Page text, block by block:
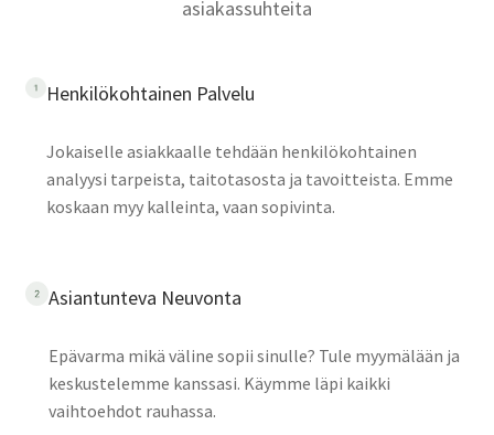
asiakassuhteita
Henkilökohtainen Palvelu
Jokaiselle asiakkaalle tehdään henkilökohtainen
analyysi tarpeista, taitotasosta ja tavoitteista. Emme
koskaan myy kalleinta, vaan sopivinta.
Asiantunteva Neuvonta
Epävarma mikä väline sopii sinulle? Tule myymälään ja
keskustelemme kanssasi. Käymme läpi kaikki
vaihtoehdot rauhassa.